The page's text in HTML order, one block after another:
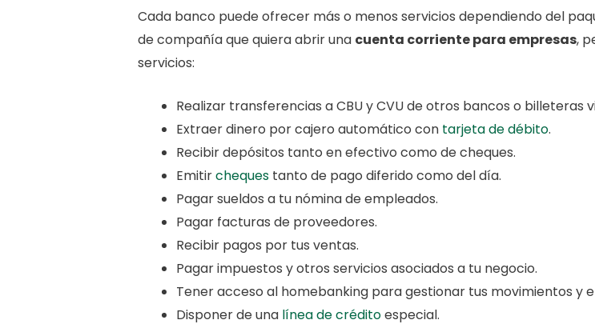
Cada banco puede ofrecer más o menos servicios dependiendo del
de compañía que quiera abrir una cuenta corriente para empresas,
servicios:
Realizar transferencias a CBU y CVU de otros bancos o billeteras
Extraer dinero por cajero automático con tarjeta de débito.
Recibir depósitos tanto en efectivo como de cheques.
Emitircheques tanto de pago diferido como del día.
Pagar sueldos a tu nómina de empleados.
Pagar facturas de proveedores.
Recibir pagos por tus ventas.
Pagar impuestos y otros servicios asociados a tu negocio.
Tener acceso al homebanking para gestionar tus movimientos y
Disponer de una línea de créditoespecial.